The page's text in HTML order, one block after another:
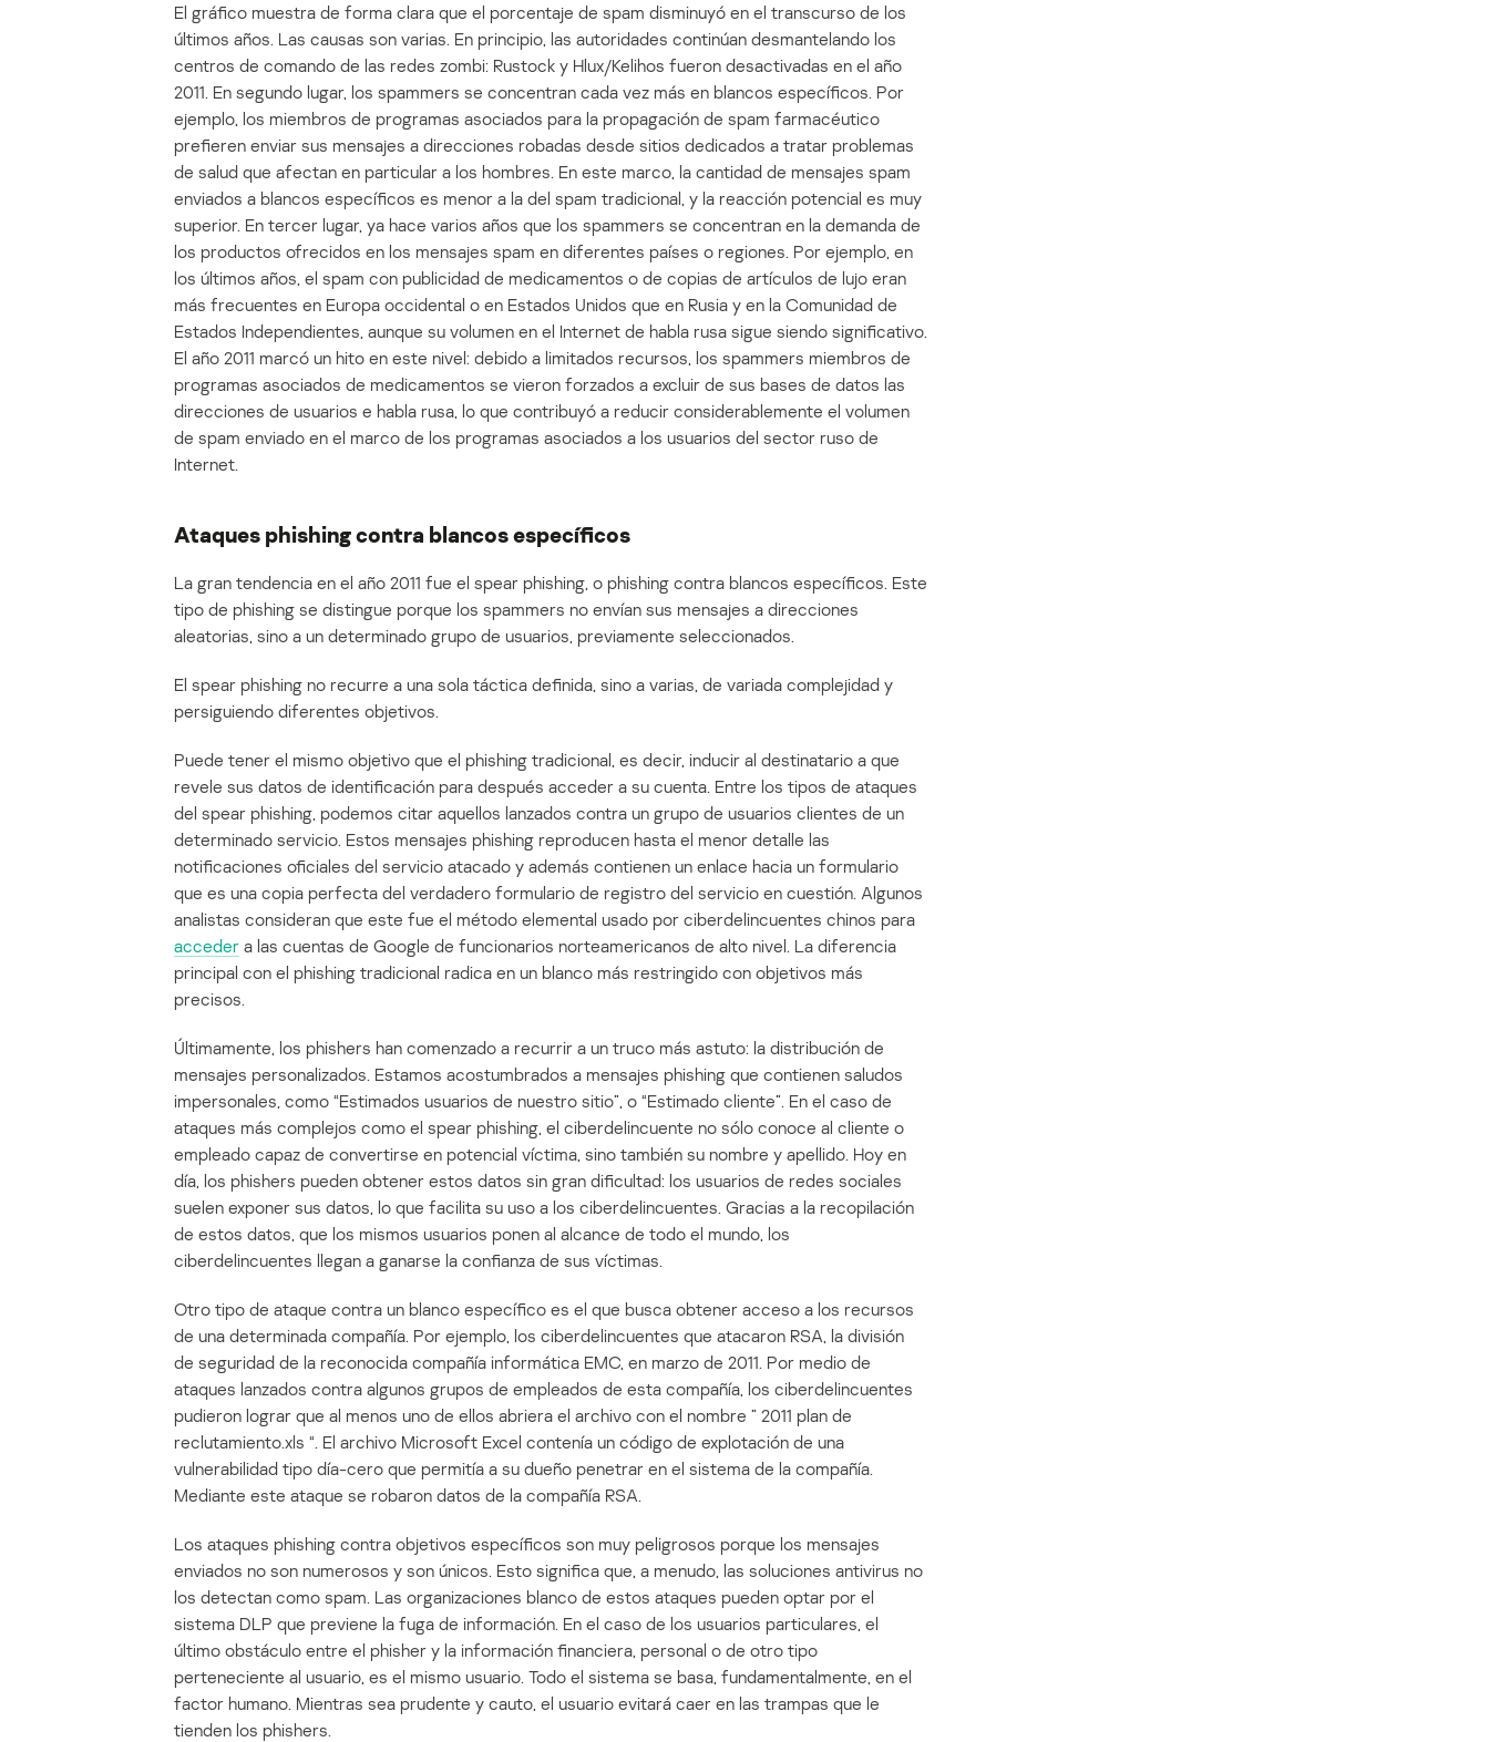
El gráfico muestra de forma clara que el porcentaje de spam disminuyó en el transcurso de los
últimos años. Las causas son varias. En principio, las autoridades continúan desmantelando los
centros de comando de las redes zombi: Rustock y Hlux/Kelihos fueron desactivadas en el año
2011. En segundo lugar, los spammers se concentran cada vez más en blancos específicos. Por
ejemplo, los miembros de programas asociados para la propagación de spam farmacéutico
prefieren enviar sus mensajes a direcciones robadas desde sitios dedicados a tratar problemas
de salud que afectan en particular a los hombres. En este marco, la cantidad de mensajes spam
enviados a blancos específicos es menor a la del spam tradicional, y la reacción potencial es muy
superior. En tercer lugar, ya hace varios años que los spammers se concentran en la demanda de
los productos ofrecidos en los mensajes spam en diferentes países o regiones. Por ejemplo, en
los últimos años, el spam con publicidad de medicamentos o de copias de artículos de lujo eran
más frecuentes en Europa occidental o en Estados Unidos que en Rusia y en la Comunidad de
Estados Independientes, aunque su volumen en el Internet de habla rusa sigue siendo significativo.
El año 2011 marcó un hito en este nivel: debido a limitados recursos, los spammers miembros de
programas asociados de medicamentos se vieron forzados a excluir de sus bases de datos las
direcciones de usuarios e habla rusa, lo que contribuyó a reducir considerablemente el volumen
de spam enviado en el marco de los programas asociados a los usuarios del sector ruso de
Internet.
Ataques phishing contra blancos específicos
La gran tendencia en el año 2011 fue el spear phishing, o phishing contra blancos específicos. Este
tipo de phishing se distingue porque los spammers no envían sus mensajes a direcciones
aleatorias, sino a un determinado grupo de usuarios, previamente seleccionados.
El spear phishing no recurre a una sola táctica definida, sino a varias, de variada complejidad y
persiguiendo diferentes objetivos.
Puede tener el mismo objetivo que el phishing tradicional, es decir, inducir al destinatario a que
revele sus datos de identificación para después acceder a su cuenta. Entre los tipos de ataques
del spear phishing, podemos citar aquellos lanzados contra un grupo de usuarios clientes de un
determinado servicio. Estos mensajes phishing reproducen hasta el menor detalle las
notificaciones oficiales del servicio atacado y además contienen un enlace hacia un formulario
que es una copia perfecta del verdadero formulario de registro del servicio en cuestión. Algunos
analistas consideran que este fue el método elemental usado por ciberdelincuentes chinos para
acceder a las cuentas de Google de funcionarios norteamericanos de alto nivel. La diferencia
principal con el phishing tradicional radica en un blanco más restringido con objetivos más
precisos.
Últimamente, los phishers han comenzado a recurrir a un truco más astuto: la distribución de
mensajes personalizados. Estamos acostumbrados a mensajes phishing que contienen saludos
impersonales, como “Estimados usuarios de nuestro sitio”, o “Estimado cliente”. En el caso de
ataques más complejos como el spear phishing, el ciberdelincuente no sólo conoce al cliente o
empleado capaz de convertirse en potencial víctima, sino también su nombre y apellido. Hoy en
día, los phishers pueden obtener estos datos sin gran dificultad: los usuarios de redes sociales
suelen exponer sus datos, lo que facilita su uso a los ciberdelincuentes. Gracias a la recopilación
de estos datos, que los mismos usuarios ponen al alcance de todo el mundo, los
ciberdelincuentes llegan a ganarse la confianza de sus víctimas.
Otro tipo de ataque contra un blanco específico es el que busca obtener acceso a los recursos
de una determinada compañía. Por ejemplo, los ciberdelincuentes que atacaron RSA, la división
de seguridad de la reconocida compañía informática EMC, en marzo de 2011. Por medio de
ataques lanzados contra algunos grupos de empleados de esta compañía, los ciberdelincuentes
pudieron lograr que al menos uno de ellos abriera el archivo con el nombre ” 2011 plan de
reclutamiento.xls “. El archivo Microsoft Excel contenía un código de explotación de una
vulnerabilidad tipo día-cero que permitía a su dueño penetrar en el sistema de la compañía.
Mediante este ataque se robaron datos de la compañía RSA.
Los ataques phishing contra objetivos específicos son muy peligrosos porque los mensajes
enviados no son numerosos y son únicos. Esto significa que, a menudo, las soluciones antivirus no
los detectan como spam. Las organizaciones blanco de estos ataques pueden optar por el
sistema DLP que previene la fuga de información. En el caso de los usuarios particulares, el
último obstáculo entre el phisher y la información financiera, personal o de otro tipo
perteneciente al usuario, es el mismo usuario. Todo el sistema se basa, fundamentalmente, en el
factor humano. Mientras sea prudente y cauto, el usuario evitará caer en las trampas que le
tienden los phishers.